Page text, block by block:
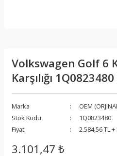
Volkswagen Golf 6
Karşılığı
Marka
OEM
Stok Kodu
1Q0823480
Fiyat
2.584,56 TL +
3.101,47 ₺